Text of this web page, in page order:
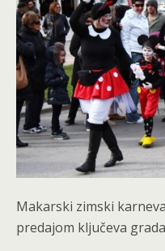
Makarski zimski
predajom ključeva